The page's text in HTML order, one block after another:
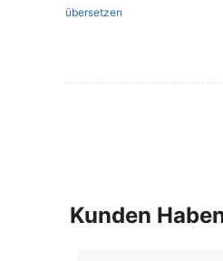
übersetzen
Kunden